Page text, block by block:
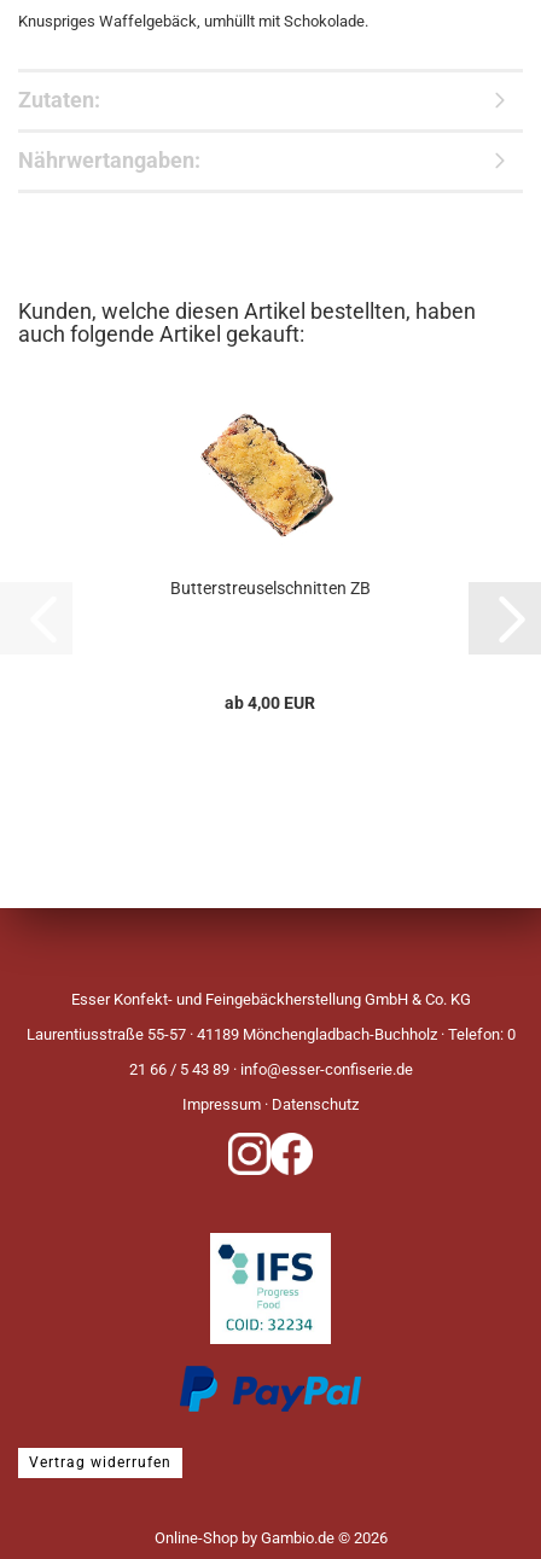
Knuspriges Waffelgebäck, umhüllt mit Schokolade.
Zutaten:
Nährwertangaben:
Kunden, welche diesen Artikel bestellten, haben
auch folgende Artikel gekauft:
Butterstreuselschnitten ZB
ab 4,00 EUR
Esser Konfekt- und Feingebäckherstellung GmbH & Co. KG
Laurentiusstraße 55-57 · 41189 Mönchengladbach-Buchholz · Telefon: 0
21 66 / 5 43 89 · info@esser-confiserie.de
Impressum · Datenschutz
Vertrag widerrufen
Online-Shopby Gambio.de © 2026